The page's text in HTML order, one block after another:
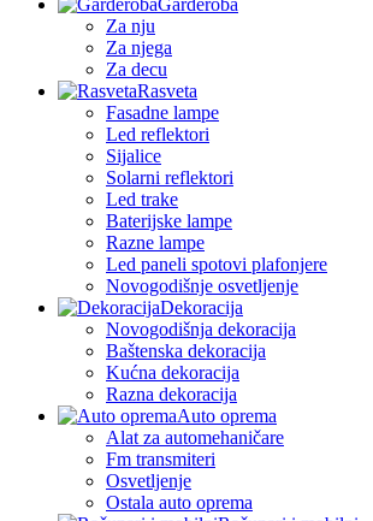
Garderoba
Za nju
Za njega
Za decu
Rasveta
Fasadne lampe
Led reflektori
Sijalice
Solarni reflektori
Led trake
Baterijske lampe
Razne lampe
Led paneli spotovi plafonjere
Novogodišnje osvetljenje
Dekoracija
Novogodišnja dekoracija
Baštenska dekoracija
Kućna dekoracija
Razna dekoracija
Auto oprema
Alat za automehaničare
Fm transmiteri
Osvetljenje
Ostala auto oprema